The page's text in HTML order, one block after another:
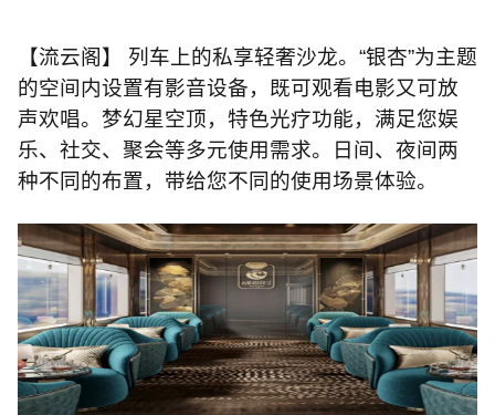
【流云阁】 列车上的私享轻奢沙龙。“银杏”为主题
的空间内设置有影音设备，既可观看电影又可放
声欢唱。梦幻星空顶，特色光疗功能，满足您娱
乐、社交、聚会等多元使用需求。日间、夜间两
种不同的布置，带给您不同的使用场景体验。